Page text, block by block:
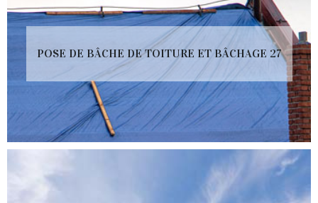
POSE DE BÂCHE DE TOITURE ET BÂCHAGE 27